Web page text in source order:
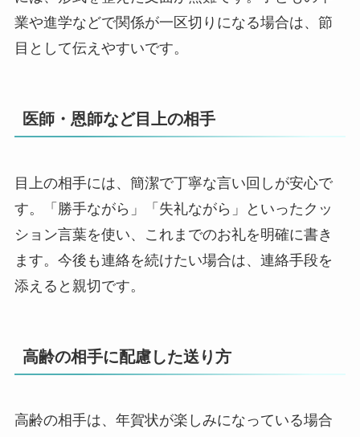
業や進学などで関係が一区切りになる場合は、節
目として伝えやすいです。
医師・恩師など目上の相手
目上の相手には、簡潔で丁寧な言い回しが安心で
す。「勝手ながら」「失礼ながら」といったクッ
ション言葉を使い、これまでのお礼を明確に書き
ます。今後も連絡を続けたい場合は、連絡手段を
添えると親切です。
高齢の相手に配慮した送り方
高齢の相手は、年賀状が楽しみになっている場合